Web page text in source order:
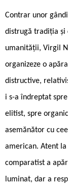
Contrar unor
distrugă tradiția și
umanității, Virgil
organizeze o
distructive,
i s-a îndreptat
elitist, spre
asemănător cu
american. Atent
comparatist a
luminat, dar a